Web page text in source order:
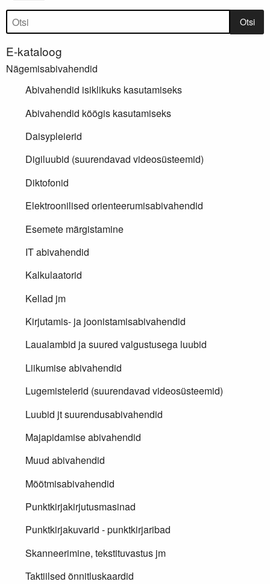
Tootepuu Otsi
E-kataloog
Nägemisabivahendid
Abivahendid isiklikuks kasutamiseks
Abivahendid köögis kasutamiseks
Daisypleierid
Digiluubid (suurendavad videosüsteemid)
Diktofonid
Elektroonilised orienteerumisabivahendid
Esemete märgistamine
IT abivahendid
Kalkulaatorid
Kellad jm
Kirjutamis- ja joonistamisabivahendid
Laualambid ja suured valgustusega luubid
Liikumise abivahendid
Lugemistelerid (suurendavad videosüsteemid)
Luubid jt suurendusabivahendid
Majapidamise abivahendid
Muud abivahendid
Mõõtmisabivahendid
Punktkirjakirjutusmasinad
Punktkirjakuvarid - punktkirjaribad
Skanneerimine, tekstituvastus jm
Taktiilsed õnnitluskaardid